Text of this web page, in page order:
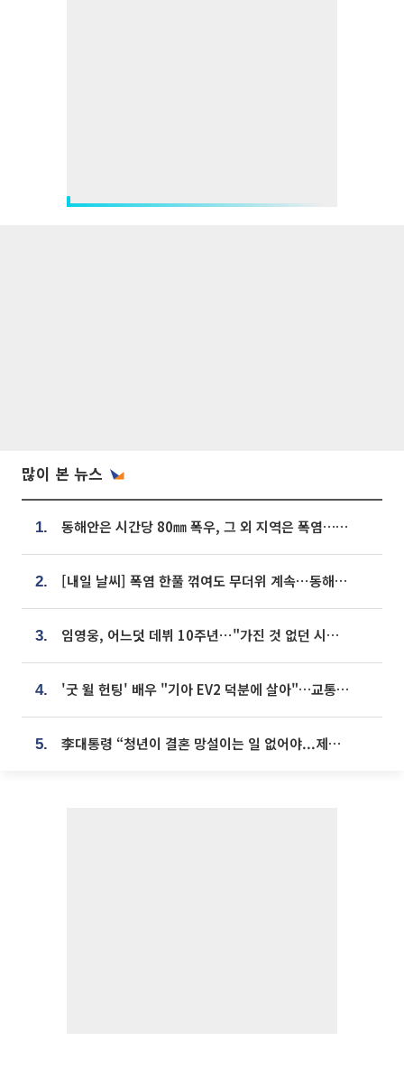
많이 본 뉴스
1. 동해안은 시간당 80㎜ 폭우, 그 외 지역은 폭염…‘극과 극 날씨’
2. [내일 날씨] 폭염 한풀 꺾여도 무더위 계속⋯동해안 이틀 연속 비
3. 임영웅, 어느덧 데뷔 10주년⋯"가진 것 없던 시절, 내 앞엔 20명의 팬뿐"
4. '굿 윌 헌팅' 배우 "기아 EV2 덕분에 살아"…교통사고 후 안전성 극찬
5. 李대통령 “청년이 결혼 망설이는 일 없어야...제도상 불이익 조사”